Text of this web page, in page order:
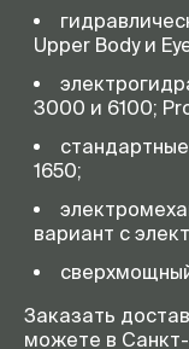
Upper Body и
3000 и 6100;
1650;
вариант с
Заказать
можете в